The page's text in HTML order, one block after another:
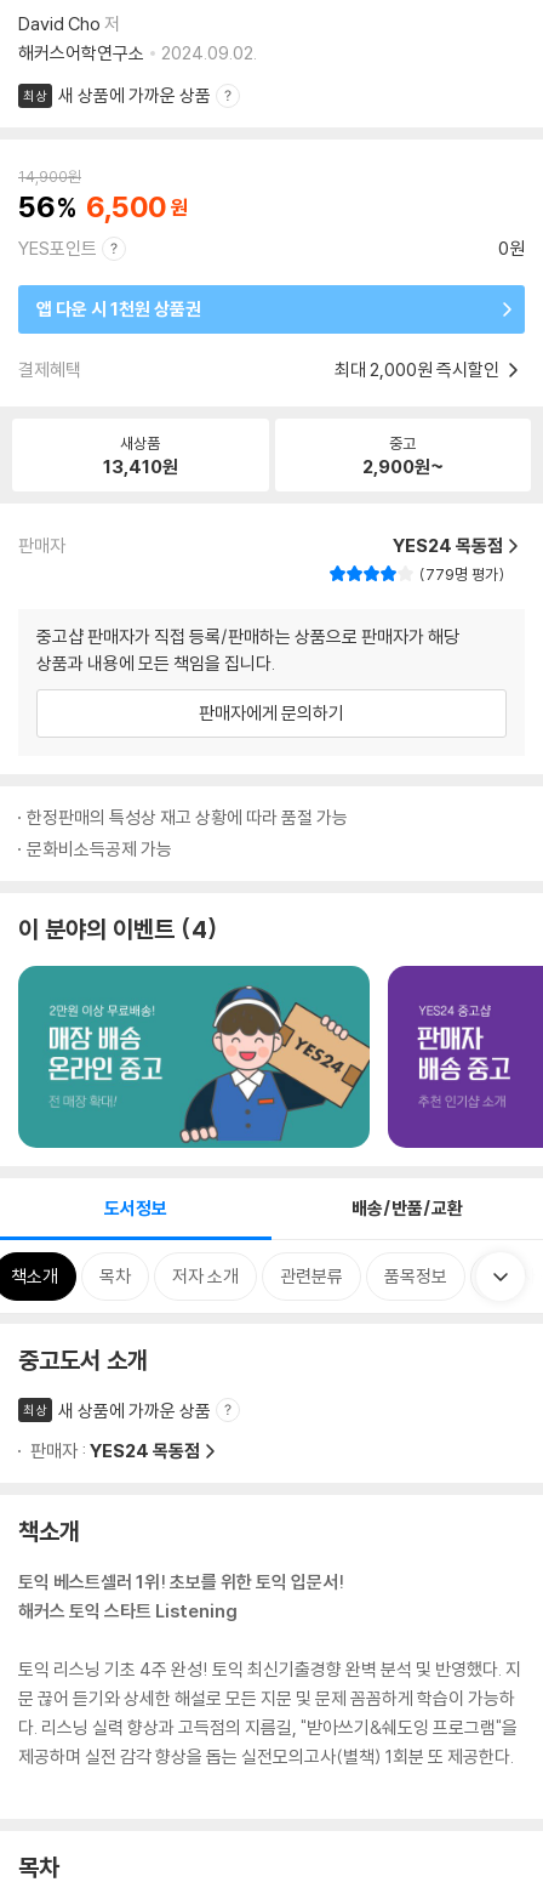
David Cho 저
해커스어학연구소
2024.09.02.
최상 새 상품에 가까운 상품
14,900원
56 6,500
YES포인트 0원
앱 다운 시 1천원 상품권
결제혜택 최대 2,000원 즉시할인
새상품
13,410원
중고
2,900원~
판매자 YES24 목동점
779명 평가
중고샵 판매자가 직접 등록/판매하는 상품으로 판매자가 해당
상품과 내용에 모든 책임을 집니다.
판매자에게 문의하기
한정판매의 특성상 재고 상황에 따라 품절 가능
문화비소득공제 가능
이 분야의 이벤트 4
도서정보 배송/반품/교환
책소개 목차 저자 소개 관련분류 품목정보 출판사
중고도서 소개
최상
새 상품에 가까운 상품
판매자 : YES24 목동점
책소개
토익 베스트셀러 1위! 초보를 위한 토익 입문서!
해커스 토익 스타트 Listening
토익 리스닝 기초 4주 완성! 토익 최신기출경향 완벽 분석 및 반영했다. 지
문 끊어 듣기와 상세한 해설로 모든 지문 및 문제 꼼꼼하게 학습이 가능하
다. 리스닝 실력 향상과 고득점의 지름길, "받아쓰기&쉐도잉 프로그램"을
제공하며 실전 감각 향상을 돕는 실전모의고사(별책) 1회분 또 제공한다.
목차